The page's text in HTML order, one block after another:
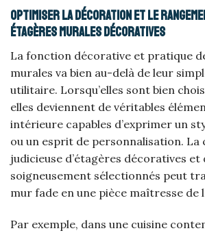
Optimiser la décoration et le
étagères murales décoratives
La fonction décorative et pratique
murales va bien au-delà de leur
utilitaire. Lorsqu’elles sont bien
elles deviennent de véritables
intérieure capables d’exprimer un
ou un esprit de personnalisation. La
judicieuse d’étagères décoratives et
soigneusement sélectionnés peut
mur fade en une pièce maîtresse de
Par exemple, dans une cuisine